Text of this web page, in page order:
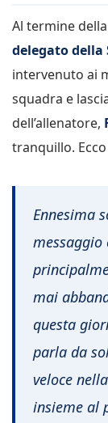
Al termine
delegato della
intervenuto ai
squadra e
dell’allenatore,
tranquillo.
Ennesima
mai
questa
parla da
veloce
insieme al